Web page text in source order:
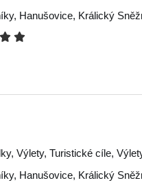
, Hanušovice, Králický
Výlety, Turistické cíle,
, Hanušovice, Králický